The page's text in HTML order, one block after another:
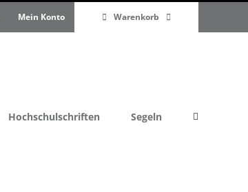
Mein Konto Warenkorb
Hochschulschriften Segeln